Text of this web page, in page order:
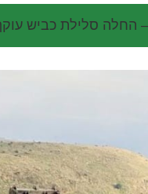
סלילת כביש